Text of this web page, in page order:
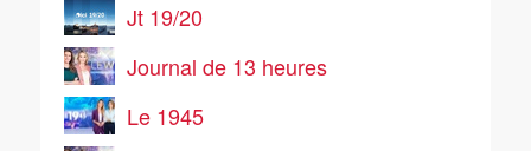
Jt 19/20
Journal de 13 heures
Le 1945